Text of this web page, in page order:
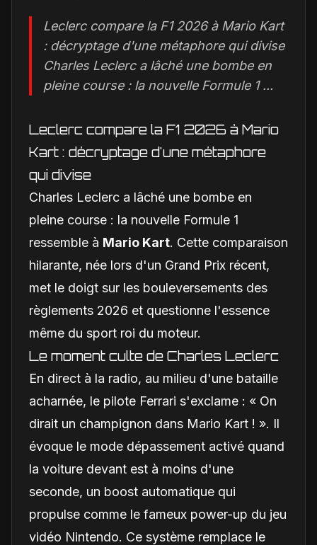
Leclerc compare la F1 2026 à Mario Kart
: décryptage d'une métaphore qui divise
Charles Leclerc a lâché une bombe en
pleine course : la nouvelle Formule 1 ...
Leclerc compare la F1 2026 à Mario
Kart : décryptage d'une métaphore
qui divise
Charles Leclerc a lâché une bombe en
pleine course : la nouvelle Formule 1
ressemble à Mario Kart. Cette comparaison
hilarante, née lors d'un Grand Prix récent,
met le doigt sur les bouleversements des
règlements 2026 et questionne l'essence
même du sport roi du moteur.
Le moment culte de Charles Leclerc
En direct à la radio, au milieu d'une bataille
acharnée, le pilote Ferrari s'exclame : « On
dirait un champignon dans Mario Kart ! ». Il
évoque le mode dépassement activé quand
la voiture devant est à moins d'une
seconde, un boost automatique qui
propulse comme le fameux power-up du jeu
vidéo Nintendo. Ce système remplace le